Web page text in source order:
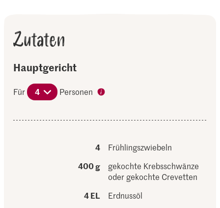
Zutaten
Hauptgericht
Für 4 Personen
4
Frühlingszwiebeln
400 g
gekochte Krebsschwänze
oder gekochte Crevetten
4 EL
Erdnussöl